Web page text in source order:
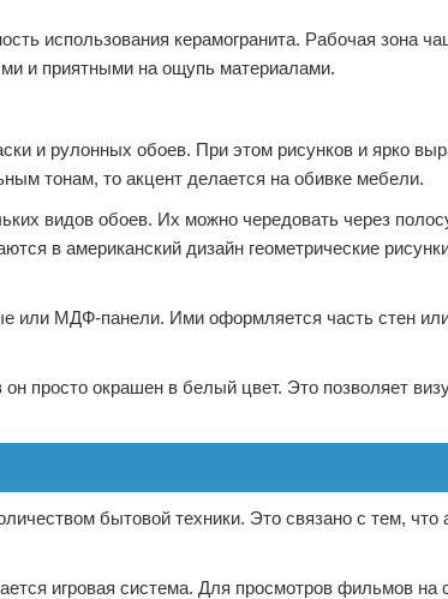
использования керамогранита. Рабочая зона
и приятными на ощупь материалами.
и рулонных обоев. При этом рисунков и ярко
тонам, то акцент делается на обивке мебели.
видов обоев. Их можно чередовать через
в американский дизайн геометрические
или МДФ-панели. Ими оформляется часть стен
просто окрашен в белый цвет. Это позволяет
бытовой техники. Это связано с тем, что
игровая система. Для просмотров фильмов на